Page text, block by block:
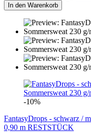
In den Warenkorb
-10%
FantasyDrops - schwarz /
0,90 m RESTSTÜCK